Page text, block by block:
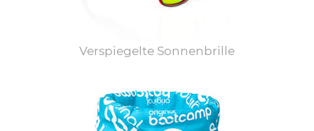
Verspiegelte Sonnenbrille